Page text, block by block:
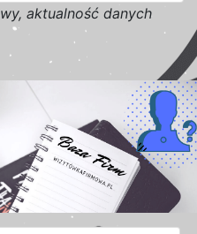
aktualność danych